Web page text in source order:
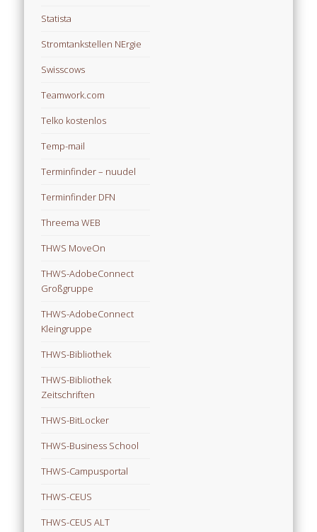
Statista
Stromtankstellen NErgie
Swisscows
Teamwork.com
Telko kostenlos
Temp-mail
Terminfinder – nuudel
Terminfinder DFN
Threema WEB
THWS MoveOn
THWS-AdobeConnect
Großgruppe
THWS-AdobeConnect
Kleingruppe
THWS-Bibliothek
THWS-Bibliothek
Zeitschriften
THWS-BitLocker
THWS-Business School
THWS-Campusportal
THWS-CEUS
THWS-CEUS ALT